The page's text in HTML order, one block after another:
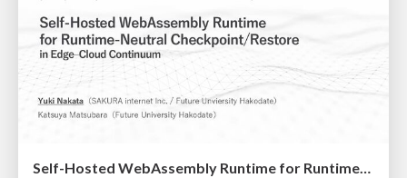
Self-Hosted WebAssembly Runtime for Runtime-Neutral Checkpoint/Restore in Edge–Cloud Continuum